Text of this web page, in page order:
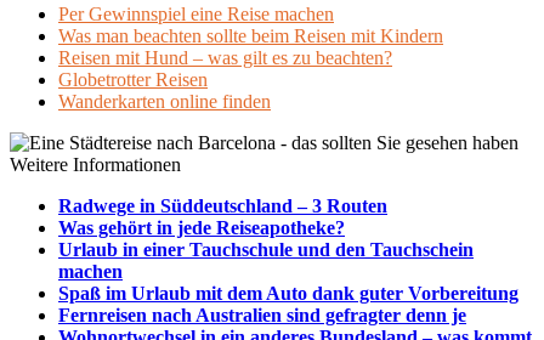
Per Gewinnspiel eine Reise machen
Was man beachten sollte beim Reisen mit Kindern
Reisen mit Hund – was gilt es zu beachten?
Globetrotter Reisen
Wanderkarten online finden
Weitere Informationen
Radwege in Süddeutschland – 3 Routen
Was gehört in jede Reiseapotheke?
Urlaub in einer Tauchschule und den Tauchschein
machen
Spaß im Urlaub mit dem Auto dank guter Vorbereitung
Fernreisen nach Australien sind gefragter denn je